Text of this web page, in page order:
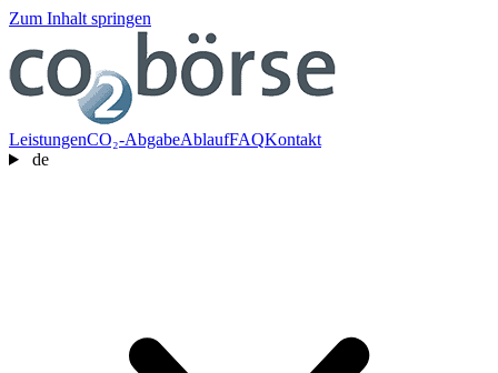
Zum Inhalt springen
LeistungenCO₂-AbgabeAblaufFAQKontakt
de